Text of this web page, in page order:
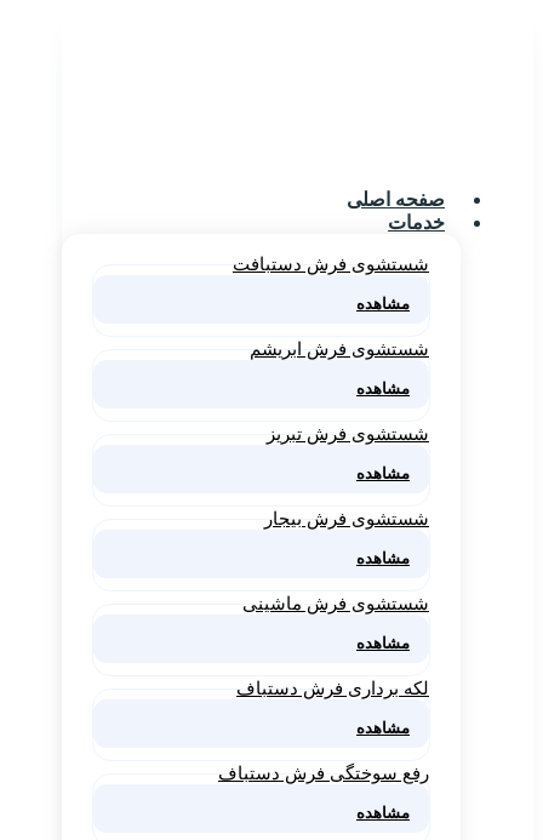
صفحه اصلی
خدمات
شستشوی فرش دستبافت
مشاهده
شستشوی فرش ابریشم
مشاهده
شستشوی فرش تبریز
مشاهده
شستشوی فرش بیجار
مشاهده
شستشوی فرش ماشینی
مشاهده
لکه برداری فرش دستباف
مشاهده
رفع سوختگی فرش دستباف
مشاهده